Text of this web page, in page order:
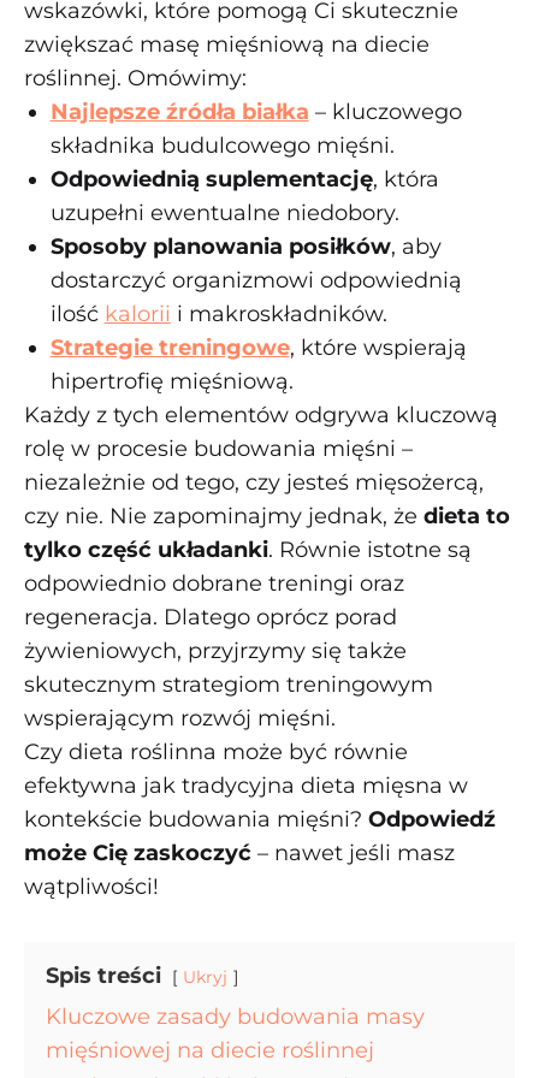
wskazówki, które pomogą Ci skutecznie
zwiększać masę mięśniową na diecie
roślinnej. Omówimy:
Najlepsze źródła białka – kluczowego
składnika budulcowego mięśni.
Odpowiednią suplementację, która
uzupełni ewentualne niedobory.
Sposoby planowania posiłków, aby
dostarczyć organizmowi odpowiednią
ilość kalorii i makroskładników.
Strategie treningowe, które wspierają
hipertrofię mięśniową.
Każdy z tych elementów odgrywa kluczową
rolę w procesie budowania mięśni –
niezależnie od tego, czy jesteś mięsożercą,
czy nie. Nie zapominajmy jednak, że dieta to
tylko część układanki. Równie istotne są
odpowiednio dobrane treningi oraz
regeneracja. Dlatego oprócz porad
żywieniowych, przyjrzymy się także
skutecznym strategiom treningowym
wspierającym rozwój mięśni.
Czy dieta roślinna może być równie
efektywna jak tradycyjna dieta mięsna w
kontekście budowania mięśni? Odpowiedź
może Cię zaskoczyć – nawet jeśli masz
wątpliwości!
Spis treści Ukryj
Kluczowe zasady budowania masy
mięśniowej na diecie roślinnej